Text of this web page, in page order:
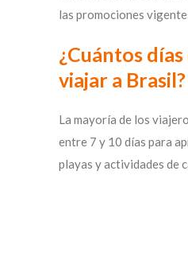
las promociones
¿Cuántos
viajar a Brasil?
La mayoría de los
entre 7 y 10 días para
playas y actividades de